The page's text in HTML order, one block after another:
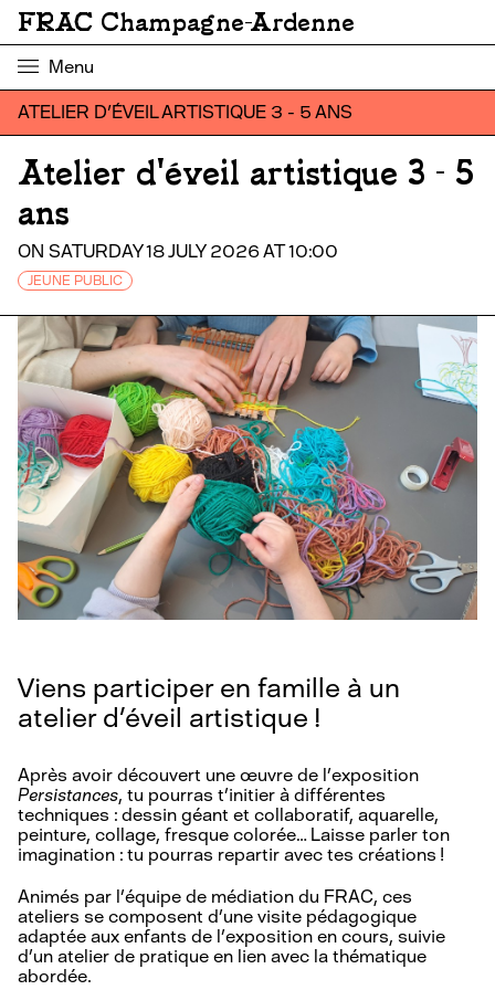
FRAC Champagne-Ardenne
Menu
ATELIER D'ÉVEIL ARTISTIQUE 3 - 5 ANS
Atelier d'éveil artistique 3 - 5
ans
ON SATURDAY 18 JULY 2026 AT 10:00
JEUNE PUBLIC
Viens participer en famille à un
atelier d’éveil artistique !
Après avoir découvert une œuvre de l’exposition
Persistances, tu pourras t’initier à différentes
techniques : dessin géant et collaboratif, aquarelle,
peinture, collage, fresque colorée… Laisse parler ton
imagination : tu pourras repartir avec tes créations !
Animés par l’équipe de médiation du FRAC, ces
ateliers se composent d’une visite pédagogique
adaptée aux enfants de l’exposition en cours, suivie
d’un atelier de pratique en lien avec la thématique
abordée.